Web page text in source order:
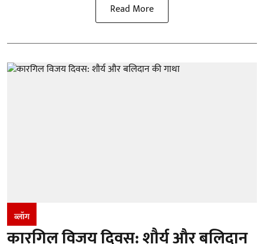
Read More
ब्लॉग